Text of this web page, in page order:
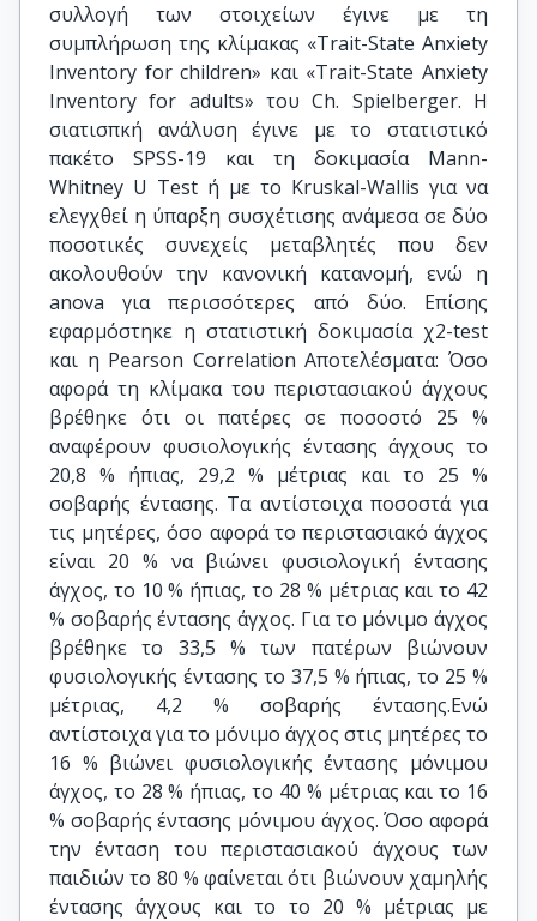
συλλογή των στοιχείων έγινε με τη
συμπλήρωση της κλίμακας «Trait-State Anxiety
Inventory for children» και «Trait-State Anxiety
Inventory for adults» του Ch. Spielberger. Η
σιατισπκή ανάλυση έγινε με το στατιστικό
πακέτο SPSS-19 και τη δοκιμασία Mann-
Whitney U Test ή με το Kruskal-Wallis για να
ελεγχθεί η ύπαρξη συσχέτισης ανάμεσα σε δύο
ποσοτικές συνεχείς μεταβλητές που δεν
ακολουθούν την κανονική κατανομή, ενώ η
anova για περισσότερες από δύο. Επίσης
εφαρμόστηκε η στατιστική δοκιμασία χ2-test
και η Pearson Correlation Αποτελέσματα: Όσο
αφορά τη κλίμακα του περιστασιακού άγχους
βρέθηκε ότι οι πατέρες σε ποσοστό 25 %
αναφέρουν φυσιολογικής έντασης άγχους το
20,8 % ήπιας, 29,2 % μέτριας και το 25 %
σοβαρής έντασης. Τα αντίστοιχα ποσοστά για
τις μητέρες, όσο αφορά το περιστασιακό άγχος
είναι 20 % να βιώνει φυσιολογική έντασης
άγχος, το 10 % ήπιας, το 28 % μέτριας και το 42
% σοβαρής έντασης άγχος. Για το μόνιμο άγχος
βρέθηκε το 33,5 % των πατέρων βιώνουν
φυσιολογικής έντασης το 37,5 % ήπιας, το 25 %
μέτριας, 4,2 % σοβαρής έντασης.Ενώ
αντίστοιχα για το μόνιμο άγχος στις μητέρες το
16 % βιώνει φυσιολογικής έντασης μόνιμου
άγχος, το 28 % ήπιας, το 40 % μέτριας και το 16
% σοβαρής έντασης μόνιμου άγχος. Όσο αφορά
την ένταση του περιστασιακού άγχους των
παιδιών το 80 % φαίνεται ότι βιώνουν χαμηλής
έντασης άγχους και το το 20 % μέτριας με